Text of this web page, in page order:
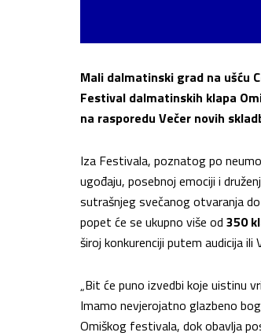
Mali dalmatinski grad na ušću
Festival dalmatinskih klapa
na rasporedu Večer novih
Iza Festivala, poznatog po
ugođaju, posebnoj emociji i
sutrašnjeg svečanog otvaranja
popet će se ukupno više od 350
široj konkurenciji putem audicija
„Bit će puno izvedbi koje uistinu
Imamo nevjerojatno glazbeno
Omiškog festivala, dok obavlja